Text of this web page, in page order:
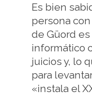
Es bien
persona
de Güord
informático
juicios y, lo
para
«instala el